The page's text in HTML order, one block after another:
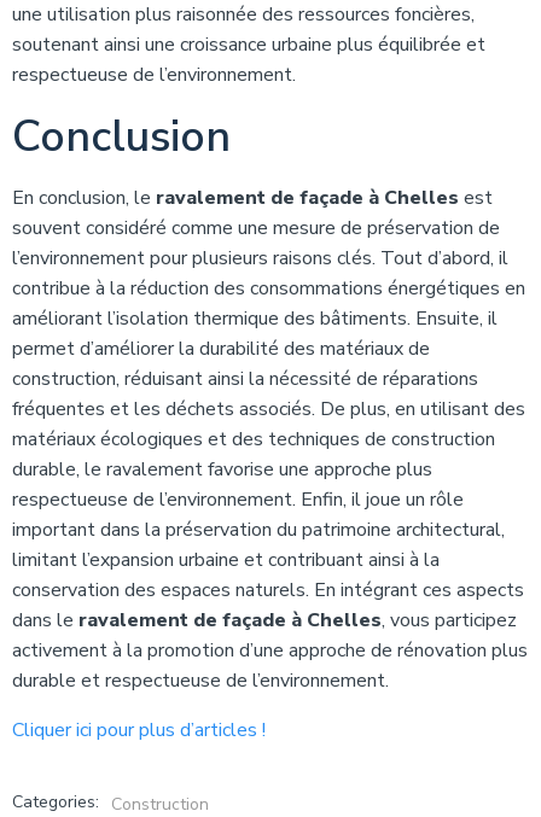
une utilisation plus raisonnée des ressources foncières,
soutenant ainsi une croissance urbaine plus équilibrée et
respectueuse de l’environnement.
Conclusion
En conclusion, le ravalement de façade à Chelles est
souvent considéré comme une mesure de préservation de
l’environnement pour plusieurs raisons clés. Tout d’abord, il
contribue à la réduction des consommations énergétiques en
améliorant l’isolation thermique des bâtiments. Ensuite, il
permet d’améliorer la durabilité des matériaux de
construction, réduisant ainsi la nécessité de réparations
fréquentes et les déchets associés. De plus, en utilisant des
matériaux écologiques et des techniques de construction
durable, le ravalement favorise une approche plus
respectueuse de l’environnement. Enfin, il joue un rôle
important dans la préservation du patrimoine architectural,
limitant l’expansion urbaine et contribuant ainsi à la
conservation des espaces naturels. En intégrant ces aspects
dans le ravalement de façade à Chelles, vous participez
activement à la promotion d’une approche de rénovation plus
durable et respectueuse de l’environnement.
Cliquer ici pour plus d’articles !
Categories: Construction